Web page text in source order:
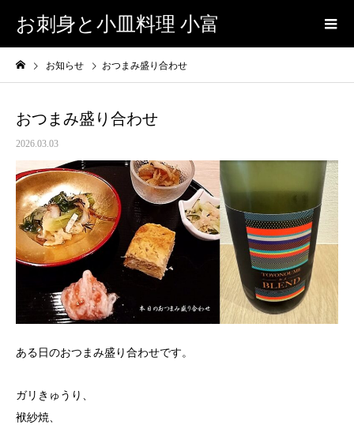
お刺身と小皿料理 小富
お知らせ おつまみ盛り合わせ
おつまみ盛り合わせ
2026.03.03
ある日のおつまみ盛り合わせです。
ガリきゅうり、
袱紗焼、